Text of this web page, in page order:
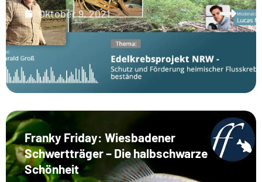
Oktober 9, 2021
Franky Friday: Wiesbadener
Schwertträger – Die halbschwarze
Schönheit